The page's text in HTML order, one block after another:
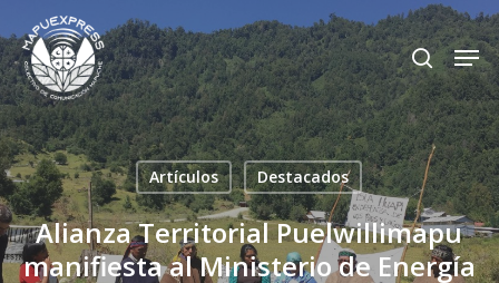
Skip
to
main
content
search
Artículos Destacados
Alianza Territorial Puelwillimapu
manifiesta al Ministerio de Energía
Close
Menu